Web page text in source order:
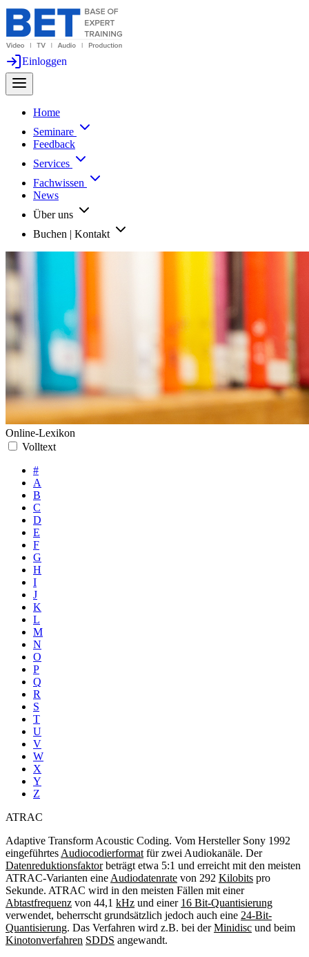
Einloggen
Home
Seminare
Feedback
Services
Fachwissen
News
Über uns
Buchen | Kontakt
Online-Lexikon
Volltext
#
A
B
C
D
E
F
G
H
I
J
K
L
M
N
O
P
Q
R
S
T
U
V
W
X
Y
Z
ATRAC
Adaptive Transform Acoustic Coding. Vom Hersteller Sony 1992
eingeführtes Audiocodierformat für zwei Audiokanäle. Der
Datenreduktionsfaktorbeträgt etwa 5:1 und erreicht mit den meisten
ATRAC-Varianten eine Audiodatenrate von 292 Kilobits pro
Sekunde. ATRAC wird in den meisten Fällen mit einer
Abtastfrequenz von 44,1 kHz und einer 16 Bit-Quantisierung
verwendet, beherrscht grundsätzlich jedoch auch eine 24-Bit-
Quantisierung. Das Verfahren wird z.B. bei derMinidisc und beim
Kinotonverfahren SDDS angewandt.